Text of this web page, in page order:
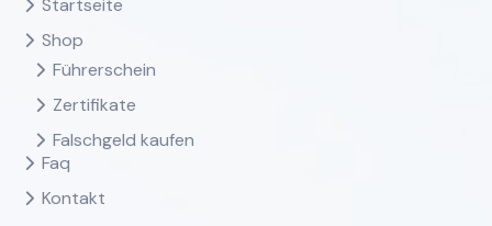
Startseite
Shop
Führerschein
Zertifikate
Falschgeld kaufen
Faq
Kontakt